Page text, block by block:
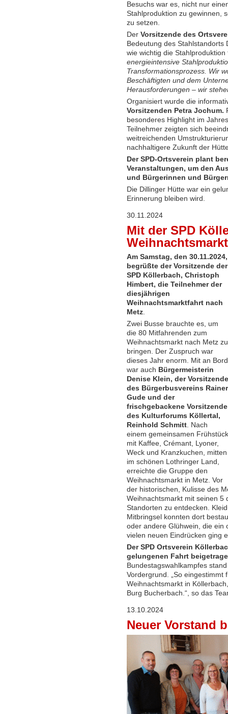
Besuchs war es, nicht nur
Stahlproduktion zu gewinnen,
zu setzen.
Der Vorsitzende des
Bedeutung des Stahlstandorts
wie wichtig die
energieintensive
Transformationsprozess. Wir
Beschäftigten und dem
Herausforderungen – wir
Organisiert wurde die
Vorsitzenden Petra Jochum.
besonderes Highlight im
Teilnehmer zeigten sich
weitreichenden
nachhaltigere Zukunft der
Der SPD-Ortsverein plant
Veranstaltungen, um den
und Bürgerinnen und
Die Dillinger Hütte war ein
Erinnerung bleiben wird.
30.11.2024
Mit der SPD
Weihnachtsmarkt
Am Samstag, den 30.11.2024,
begrüßte der Vorsitzende der
SPD Köllerbach, Christoph
Himbert, die Teilnehmer der
diesjährigen
Weihnachtsmarktfahrt nach
Metz.
Zwei Busse brauchte es, um
die 80 Mitfahrenden zum
Weihnachtsmarkt nach Metz zu
bringen. Der Zuspruch war
dieses Jahr enorm. Mit an Bord
war auch Bürgermeisterin
Denise Klein, der Vorsitzende
des Bürgerbusvereins Rainer
Gude und der
frischgebackene Vorsitzende
des Kulturforums Köllertal,
Reinhold Schmitt. Nach
einem gemeinsamen Frühstück
mit Kaffee, Crémant, Lyoner,
Weck und Kranzkuchen, mitten
im schönen Lothringer Land,
erreichte die Gruppe den
Weihnachtsmarkt in Metz. Vor
der historischen, Kulisse des
Weihnachtsmarkt mit seinen 5
Standorten zu entdecken.
Mitbringsel konnten dort
oder andere Glühwein, die ein
vielen neuen Eindrücken ging
Der SPD Ortsverein
gelungenen Fahrt
Bundestagswahlkampfes
Vordergrund. „So eingestimmt
Weihnachtsmarkt in
Burg Bucherbach.“, so das
13.10.2024
Neuer Vorstand